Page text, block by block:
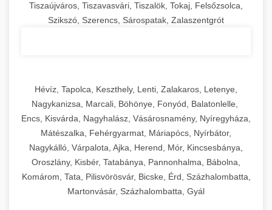
Tiszaújváros, Tiszavasvári, Tiszalök, Tokaj, Felsőzsolca,
Szikszó, Szerencs, Sárospatak, Zalaszentgrót
Hévíz, Tapolca, Keszthely, Lenti, Zalakaros, Letenye,
Nagykanizsa, Marcali, Böhönye, Fonyód, Balatonlelle,
Encs, Kisvárda, Nagyhalász, Vásárosnamény, Nyíregyháza,
Mátészalka, Fehérgyarmat, Máriapócs, Nyírbátor,
Nagykálló, Várpalota, Ajka, Herend, Mór, Kincsesbánya,
Oroszlány, Kisbér, Tatabánya, Pannonhalma, Bábolna,
Komárom, Tata, Pilisvörösvár, Bicske, Érd, Százhalombatta,
Martonvásár, Százhalombatta, Gyál